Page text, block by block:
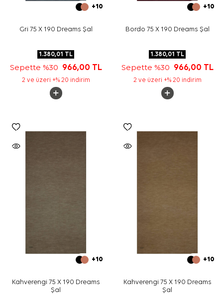
+10
Gri 75 X 190 Dreams Şal
1.380,01 TL
Sepette %30 966,00 TL
2 ve üzeri +% 20 indirim
+10
Bordo 75 X 190 Dreams Şal
1.380,01 TL
Sepette %30 966,00 TL
2 ve üzeri +% 20 indirim
+10
Kahverengi 75 X 190 Dreams
Şal
+10
Kahverengi 75 X 190 Dreams
Şal